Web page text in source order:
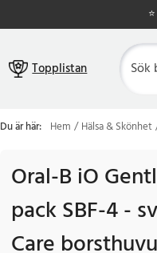
Topplistan
Du är här: Hem Hälsa & Skönhet
Oral-B iO
pack SBF-4 -
Care